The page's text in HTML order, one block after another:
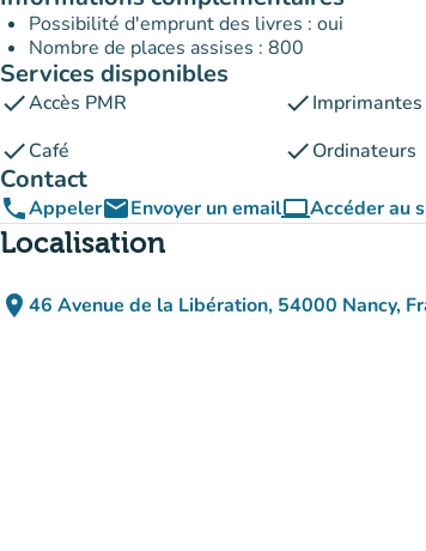
Possibilité d'emprunt des livres : oui
Nombre de places assises : 800
Services disponibles
checkAccès PMR checkImprimantes
checkCafé checkOrdinateurs
Contact
phoneAppeleremailEnvoyer un emailcomputerAccéder au
Localisation
place 46 Avenue de la Libération, 54000 Nancy,
(ouvrir dans Google
(nouvel onglet)